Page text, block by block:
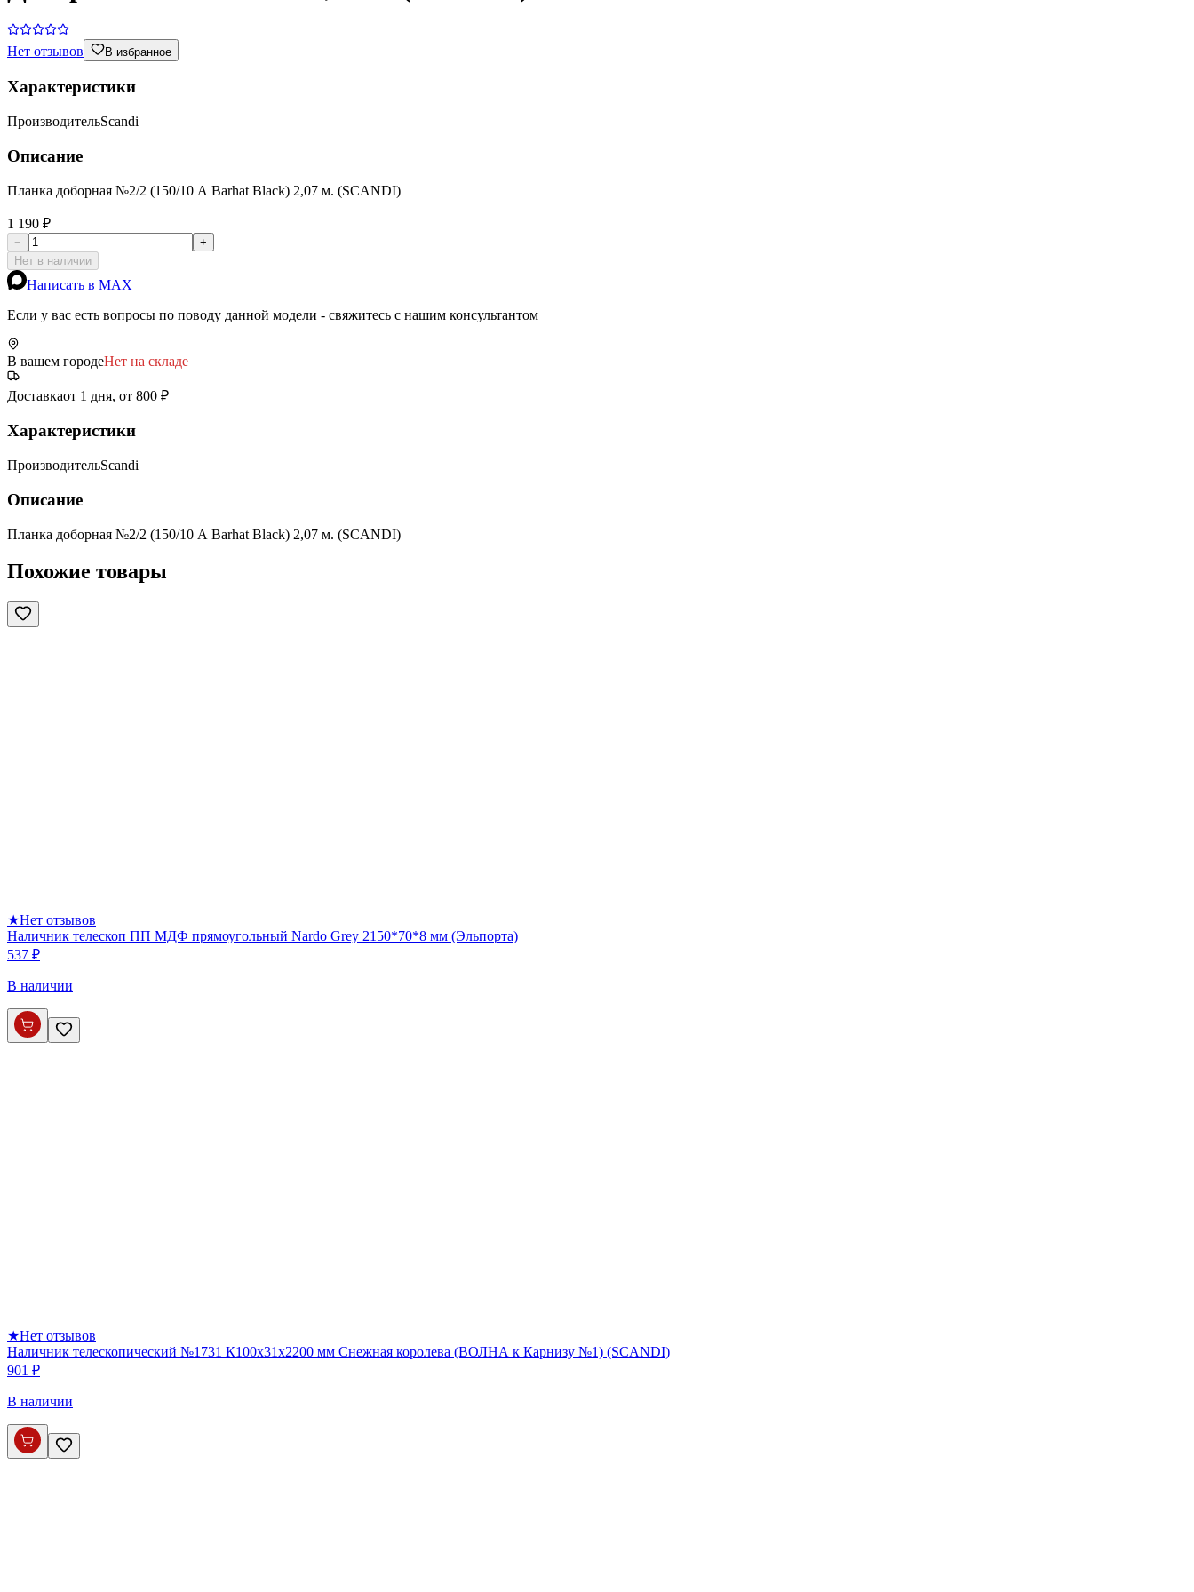
Нет отзывов В избранное
Характеристики
ПроизводительScandi
Описание
Планка доборная №2/2 (150/10 А Barhat Black) 2,07 м. (SCANDI)
1 190 ₽
−
+
Нет в наличии
Написать в MAX
Если у вас есть вопросы по поводу данной модели - свяжитесь с нашим консультантом
В вашем городеНет на складе
Доставкаот 1 дня, от 800 ₽
Характеристики
ПроизводительScandi
Описание
Планка доборная №2/2 (150/10 А Barhat Black) 2,07 м. (SCANDI)
Похожие товары
★Нет отзывов
Наличник телескоп ПП МДФ прямоугольный Nardo Grey 2150*70*8 мм (Эльпорта)
537 ₽
В наличии
★Нет отзывов
Наличник телескопический №1731 К100х31х2200 мм Снежная королева (ВОЛНА к Карнизу №1) (SCANDI)
901 ₽
В наличии